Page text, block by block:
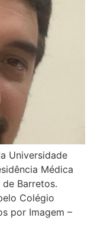
Universidade
Médica
Barretos.
Colégio
por Imagem –